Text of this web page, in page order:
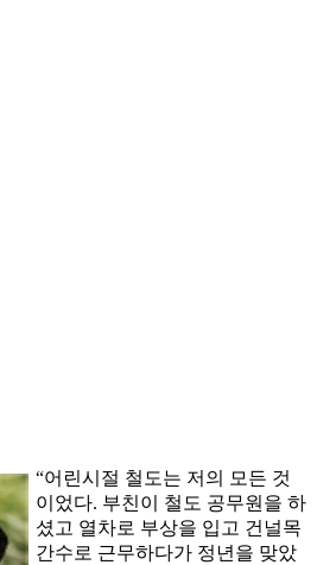
“어린시절 철도는 저의 모든 것
이었다. 부친이 철도 공무원을 하
셨고 열차로 부상을 입고 건널목
간수로 근무하다가 정년을 맞았